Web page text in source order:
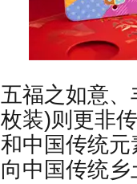
五福之如意
枚装)则更非
和中国传统
向中国传统